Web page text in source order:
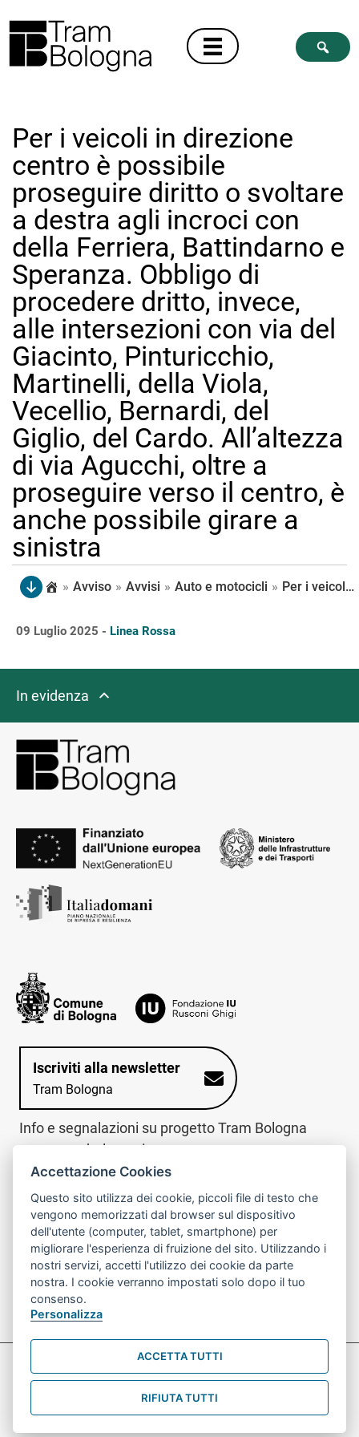
Per i veicoli in direzione
centro è possibile
proseguire diritto o svoltare
a destra agli incroci con
della Ferriera, Battindarno e
Speranza. Obbligo di
procedere dritto, invece,
alle intersezioni con via del
Giacinto, Pinturicchio,
Martinelli, della Viola,
Vecellio, Bernardi, del
Giglio, del Cardo. All’altezza
di via Agucchi, oltre a
proseguire verso il centro, è
anche possibile girare a
sinistra
» Avviso » Avvisi » Auto e motocicli » Per i veicoli in direzione centro è possibile proseguire diritto o svoltare a destra agli incroci con della Ferriera, Battindarno e Speranza. Obbligo di procedere dritto, invece, alle intersezioni con via del Giacinto, Pinturicchio, Martinelli, della Viola, Vecellio, Bernardi, del Giglio, del Cardo. All’altezza di via Agucchi, oltre a proseguire verso il centro, è anche possibile girare a sinistra
09 Luglio 2025 - Linea Rossa
In evidenza
Iscriviti alla newsletter
Tram Bologna
Info e segnalazioni su progetto Tram Bologna
www.trambologna.it
trova infopoint sulla mappa interattiva
Trova l'infopoint
più vicino
telefona al call center
Chiama il call
center
800078611
Contatto cantiere per emergenze nei giorni festivi
o nelle ore notturne:366 65 36 063
Preferenze Cookie prova
Informativa sul trattamento dei dati personali
Accettazione Cookies
Questo sito utilizza dei cookie, piccoli file di testo che
vengono memorizzati dal browser sul dispositivo
dell'utente (computer, tablet, smartphone) per
migliorare l'esperienza di fruizione del sito. Utilizzando i
nostri servizi, accetti l'utilizzo dei cookie da parte
nostra. I cookie verranno impostati solo dopo il tuo
consenso.
Personalizza
ACCETTA TUTTI
RIFIUTA TUTTI